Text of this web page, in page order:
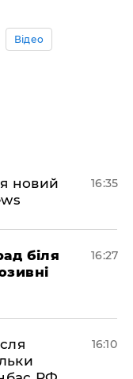
Відео
новий
16:35
біля
16:27
16:10